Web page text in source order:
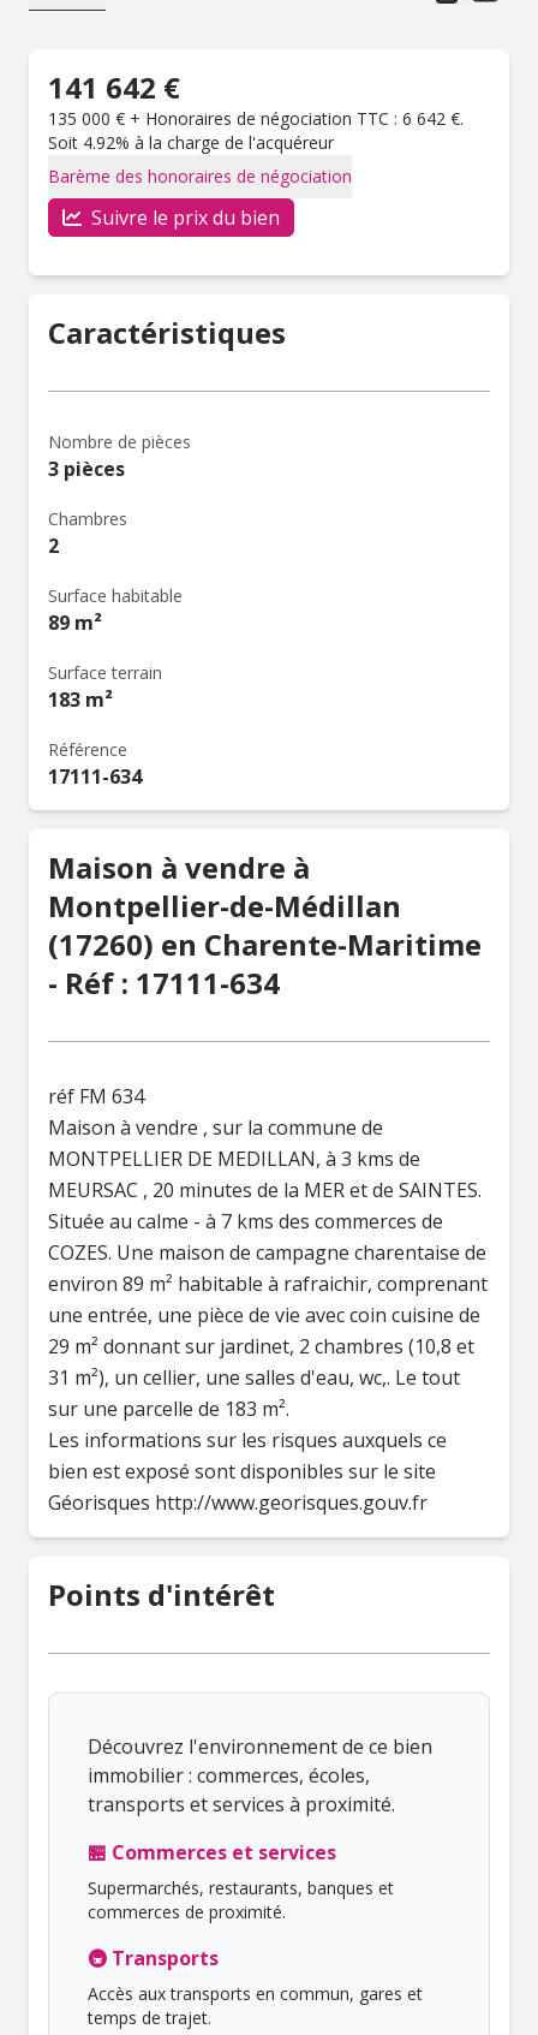
141 642 €
135 000 € + Honoraires de négociation TTC : 6 642 €.
Soit 4.92% à la charge de l'acquéreur
Barème des honoraires de négociation
Suivre le prix du bien
Caractéristiques
Nombre de pièces
3 pièces
Chambres
2
Surface habitable
89 m²
Surface terrain
183 m²
Référence
17111-634
Maison à vendre à
Montpellier-de-Médillan
(17260) en Charente-Maritime
- Réf : 17111-634
réf FM 634
Maison à vendre , sur la commune de
MONTPELLIER DE MEDILLAN, à 3 kms de
MEURSAC , 20 minutes de la MER et de SAINTES.
Située au calme - à 7 kms des commerces de
COZES. Une maison de campagne charentaise de
environ 89 m² habitable à rafraichir, comprenant
une entrée, une pièce de vie avec coin cuisine de
29 m² donnant sur jardinet, 2 chambres (10,8 et
31 m²), un cellier, une salles d'eau, wc,. Le tout
sur une parcelle de 183 m².
Les informations sur les risques auxquels ce
bien est exposé sont disponibles sur le site
Géorisques http://www.georisques.gouv.fr
Points d'intérêt
Découvrez l'environnement de ce bien
immobilier : commerces, écoles,
transports et services à proximité.
🏪 Commerces et services
Supermarchés, restaurants, banques et
commerces de proximité.
🚇 Transports
Accès aux transports en commun, gares et
temps de trajet.